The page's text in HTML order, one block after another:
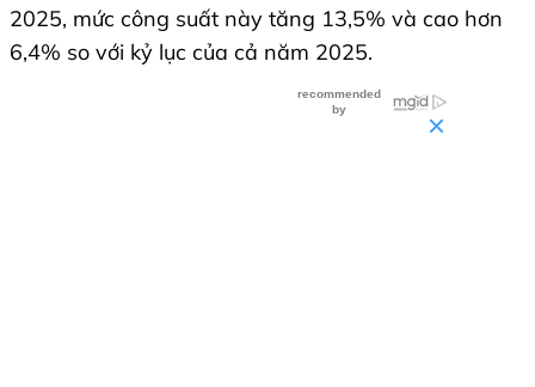
2025, mức công suất này tăng 13,5% và cao hơn
6,4% so với kỷ lục của cả năm 2025.